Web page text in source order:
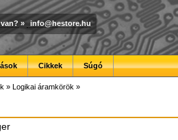
» info@hestore.hu
Cikkek Súgó
» Logikai áramkörök »